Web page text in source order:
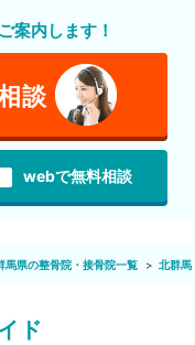
案内します！
談
webで無料相談
馬県の整骨院・接骨院一覧 北群馬
ド